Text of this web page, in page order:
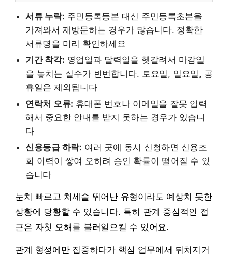
서류 누락: 주민등록등본 대신 주민등록초본을
가져와서 재방문하는 경우가 많습니다. 정확한
서류명을 미리 확인하세요
기간 착각: 영업일과 달력일을 헷갈려서 마감일
을 놓치는 실수가 빈번합니다. 토요일, 일요일, 공
휴일은 제외됩니다
연락처 오류: 휴대폰 번호나 이메일을 잘못 입력
해서 중요한 안내를 받지 못하는 경우가 있습니
다
신용등급 하락: 여러 곳에 동시 신청하면 신용조
회 이력이 쌓여 오히려 승인 확률이 떨어질 수 있
습니다
눈치 빠르고 처세술 뛰어난 유형이라도 예상치 못한
상황에 당황할 수 있습니다. 특히 관계 중심적인 접
근은 자칫 오해를 불러일으킬 수 있어요.
관계 형성에만 집중하다가 핵심 업무에서 뒤처지거